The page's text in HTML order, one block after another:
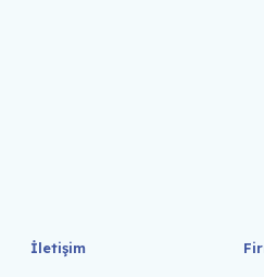
İletişim